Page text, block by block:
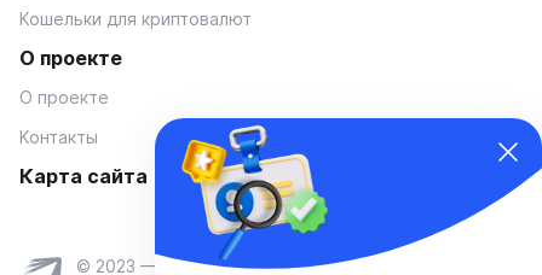
Кошельки для криптовалют
О проекте
О проекте
Контакты
Карта сайта
© 2023 — Coinmania